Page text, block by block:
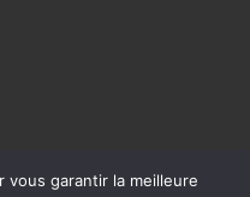
vous garantir la meilleure